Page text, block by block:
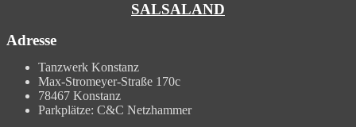
SALSALAND
Adresse
Tanzwerk Konstanz
Max-Stromeyer-Straße 170c
78467 Konstanz
Parkplätze: C&C Netzhammer